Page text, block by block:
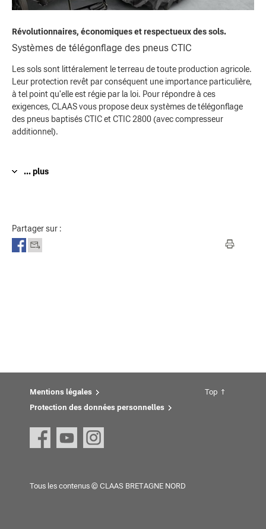
Révolutionnaires, économiques et respectueux des sols.
Systèmes de télégonflage des pneus CTIC
Les sols sont littéralement le terreau de toute production agricole.
Leur protection revêt par conséquent une importance particulière,
à tel point qu'elle est régie par la loi. Pour répondre à ces
exigences, CLAAS vous propose deux systèmes de télégonflage
des pneus baptisés CTIC et CTIC 2800 (avec compresseur
additionnel).
... plus
Partager sur :
Mentions légales
Protection des données personnelles
Top
Tous les contenus © CLAAS BRETAGNE NORD